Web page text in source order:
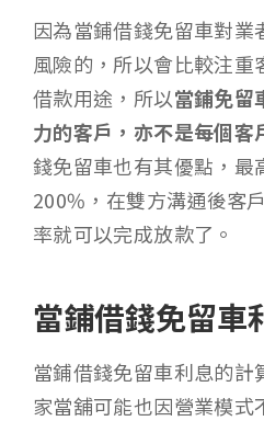
因為當鋪借錢免留車對業
風險的，所以會比較注重
借款用途，所以當鋪免留
力的客戶，亦不是每個客
錢免留車也有其優點，最
200%，在雙方溝通後客
率就可以完成放款了。
當鋪借錢免留車
當鋪借錢免留車利息的計
家當舖可能也因營業模式